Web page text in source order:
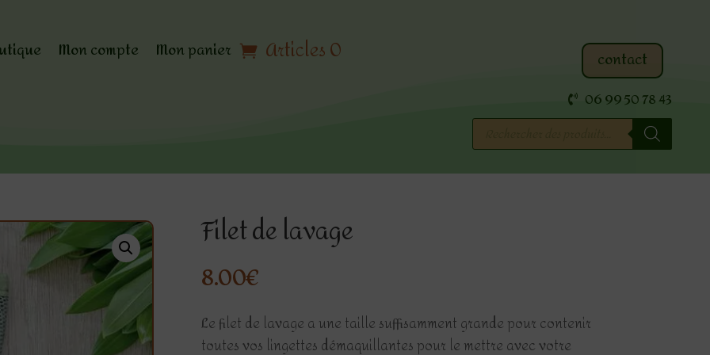
Mon compte Mon panier Articles 0 contact
06 99 50 78 43
Recherche
produits
Filet de lavage
8.00€
Le filet de lavage a une taille suffisamment grande pour contenir
toutes vos lingettes démaquillantes pour le mettre avec votre